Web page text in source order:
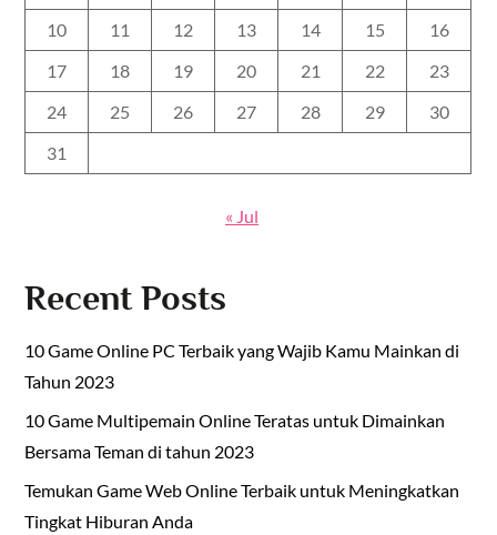
10
11 12 13 14 15
16
17
18 19 20 21 22
23
24
25 26 27 28 29
30
31
« Jul
Recent Posts
10 Game Online PC Terbaik yang Wajib Kamu Mainkan di
Tahun 2023
10 Game Multipemain Online Teratas untuk Dimainkan
Bersama Teman di tahun 2023
Temukan Game Web Online Terbaik untuk Meningkatkan
Tingkat Hiburan Anda